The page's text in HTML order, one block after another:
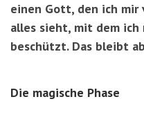
einen Gott, den ich mir
alles sieht, mit dem
beschützt. Das bleibt
Die magische Phase